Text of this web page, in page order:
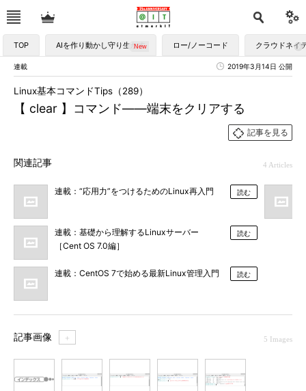
TOP AIを作り動かし守り生かす ロー/ノーコード クラウドネイ
連載 2019年3月14日 公開
【 clear 】コマンド――端末をクリアする
Linux基本コマンドTips（289）
記事を見る
関連記事 4 Articles
連載：“応用力”をつけるためのLinux再入門 読む
連載：基礎から理解するLinuxサーバー
［Cent OS 7.0編］
読む
連載：CentOS 7で始める最新Linux管理入門 読む
記事画像 ＋ 5 Images